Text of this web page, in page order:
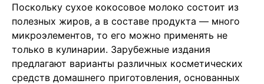
Поскольку сухое кокосовое молоко состоит из
полезных жиров, а в составе продукта — много
микроэлементов, то его можно применять не
только в кулинарии. Зарубежные издания
предлагают варианты различных косметических
средств домашнего приготовления, основанных